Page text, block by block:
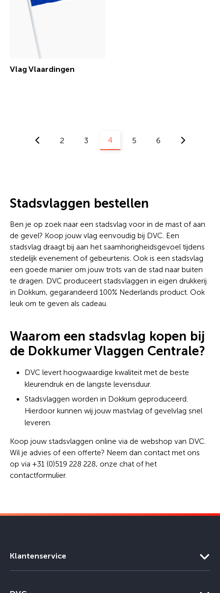
Vlag Vlaardingen
2 3 4 5 6
Stadsvlaggen bestellen
Ben je op zoek naar een stadsvlag voor in de mast of aan
de gevel? Koop jouw vlag eenvoudig bij DVC. Een
stadsvlag draagt bij aan het saamhorigheidsgevoel tijdens
stedelijk evenement of gebeurtenis. Ook is een stadsvlag
een goede manier om jouw trots van de stad naar buiten
te dragen. DVC produceert stadsvlaggen in eigen drukkerij
in Dokkum, gegarandeerd 100% Nederlands product. Ook
leuk om te geven als cadeau.
Waarom een stadsvlag kopen bij
de Dokkumer Vlaggen Centrale?
DVC levert hoogwaardige kwaliteit met de beste
kleurendruk en de langste levensduur.
Stadsvlaggen worden in Dokkum geproduceerd.
Hierdoor kunnen wij jouw mastvlag of gevelvlag snel
leveren.
Koop jouw stadsvlaggen online via de webshop van DVC.
Wil je advies of een offerte? Neem dan contact met ons
op via +31 (0)519 228 228, onze chat of het
contactformulier.
Klantenservice